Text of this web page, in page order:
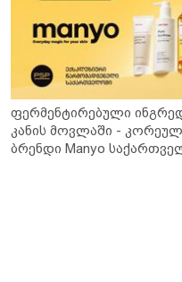
ფერმენტირებული
კანის მოვლაში -
ბრენდი Manyo